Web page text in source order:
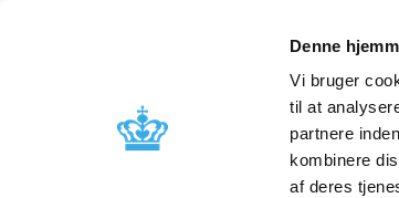
Denne
Vi bruger
til at
partnere
kombinere
af deres
Godkendelse og